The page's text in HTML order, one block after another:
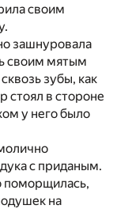
своим
зашнуровала
своим мятым
зубы, как
стоял в стороне
у него было
с приданым.
поморщилась,
на